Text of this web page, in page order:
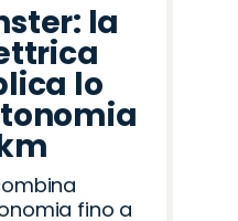
la
lo
fino a